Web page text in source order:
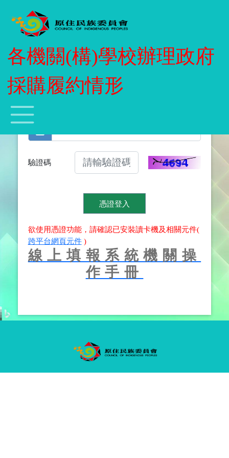
各機關(構)學校辦理政府
採購履約情形
線上填報系統
驗證碼
憑證登入
欲使用憑證功能，請確認已安裝讀卡機及相關元件(
跨平台網頁元件)
線上填報系統機關操
作手冊